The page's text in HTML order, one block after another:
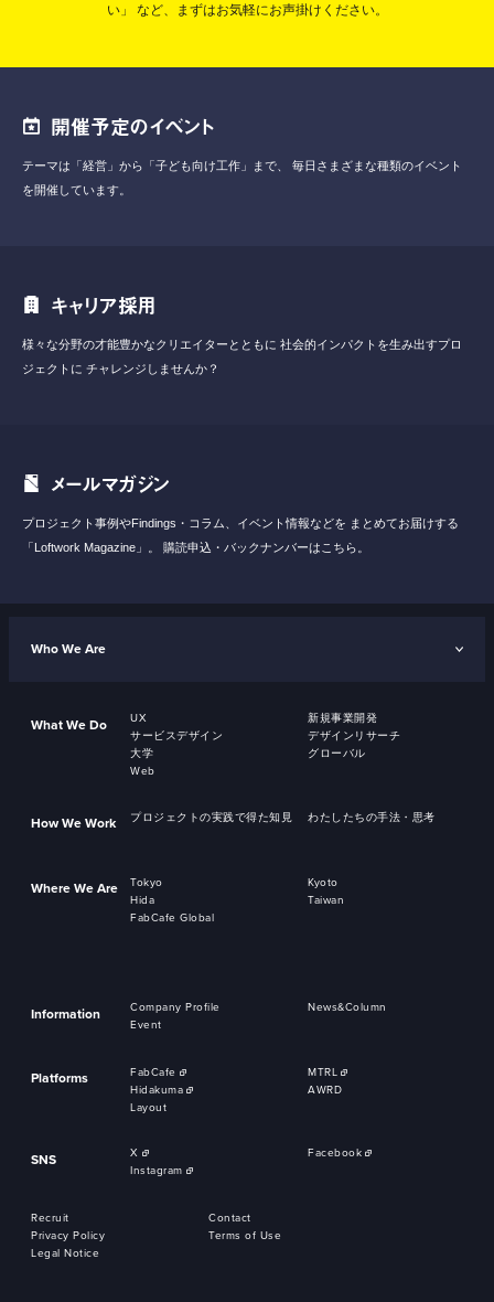
い」
など、まずはお気軽にお声掛けください。
開催予定のイベント
テーマは「経営」から「子ども向け工作」まで、
毎日さまざまな種類のイベント
を開催しています。
キャリア採用
様々な分野の才能豊かなクリエイターとともに 社会的インパクトを生み出すプロ
ジェクトに チャレンジしませんか？
メールマガジン
プロジェクト事例やFindings・コラム、イベント情報などを まとめてお届けする
「Loftwork Magazine」。
購読申込・バックナンバーはこちら。
Who We Are
What We Do UX
新規事業開発
サービスデザイン
デザインリサーチ
大学
グローバル
Web
How We Work プロジェクトの実践で得た知見 わたしたちの手法・思考
Where We Are Tokyo
Kyoto
Hida
Taiwan
FabCafe Global
Information Company Profile
News&Column
Event
Platforms FabCafe
MTRL
Hidakuma
AWRD
Layout
SNS X
Facebook
Instagram
Recruit
Contact
Privacy Policy
Terms of Use
Legal Notice